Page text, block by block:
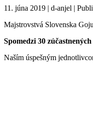
11. júna 2019 | d-anjel |
Majstrovstvá Slovenska
Spomedzi 30
Naším úspešným